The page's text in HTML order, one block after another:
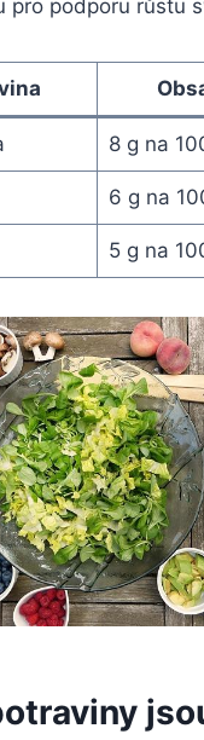
pro podporu růstu
8 g na
6 g na
5 g na